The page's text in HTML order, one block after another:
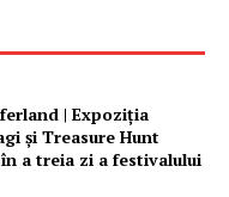
| Expoziţia
şi Treasure Hunt
a treia zi a festivalului